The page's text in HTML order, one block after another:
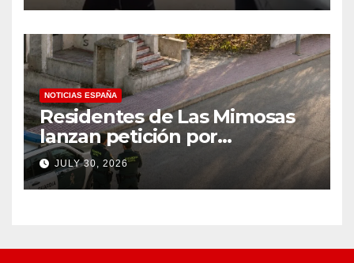
condado de Los Ángeles
(VIDEO) * The Gateway
Pundit * por Cullen
Linebarger
NOTICIAS ESPAÑA
Residentes de Las Mimosas
lanzan petición por
disminución ‘inaceptable’ de
servicios básicos – The
Leader
JULY 30, 2026